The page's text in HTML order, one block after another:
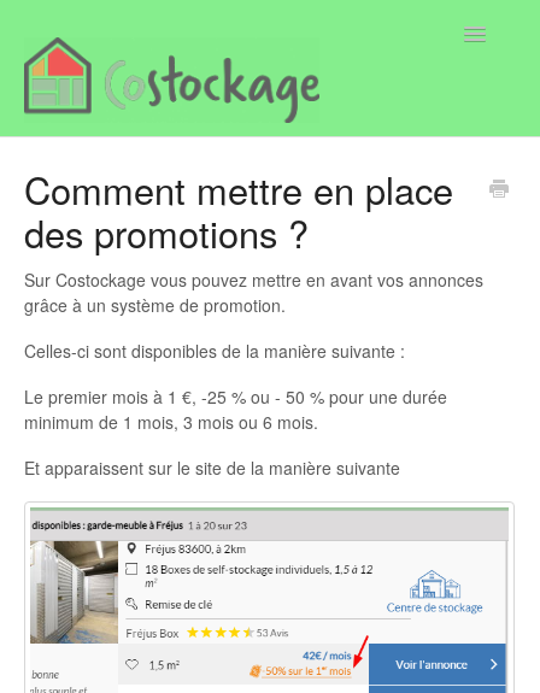
Toggle
Locataire
Propriétaire
Comment mettre en place
des promotions ?
Sur Costockage vous pouvez mettre en avant vos annonces
grâce à un système de promotion.
Celles-ci sont disponibles de la manière suivante :
Le premier mois à 1 €, -25 % ou - 50 % pour une durée
minimum de 1 mois, 3 mois ou 6 mois.
Et apparaissent sur le site de la manière suivante